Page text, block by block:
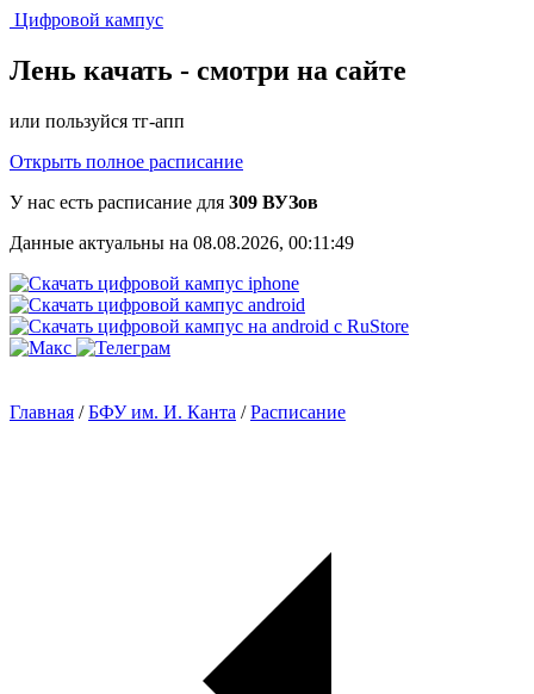
Цифровой кампус
Лень качать - смотри на сайте
или пользуйся тг-апп
Открыть полное расписание
У нас есть расписание для 309 ВУЗов
Данные актуальны на 08.08.2026, 00:11:49
Главная /БФУ им. И. Канта /Расписание